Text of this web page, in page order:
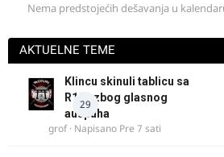
Nema predstojećih dešavanja u
AKTUELNE TEME
29
Klincu skinuli tablicu sa
R125 zbog glasnog
auspuha
grof· Napisano Pre 7 sati